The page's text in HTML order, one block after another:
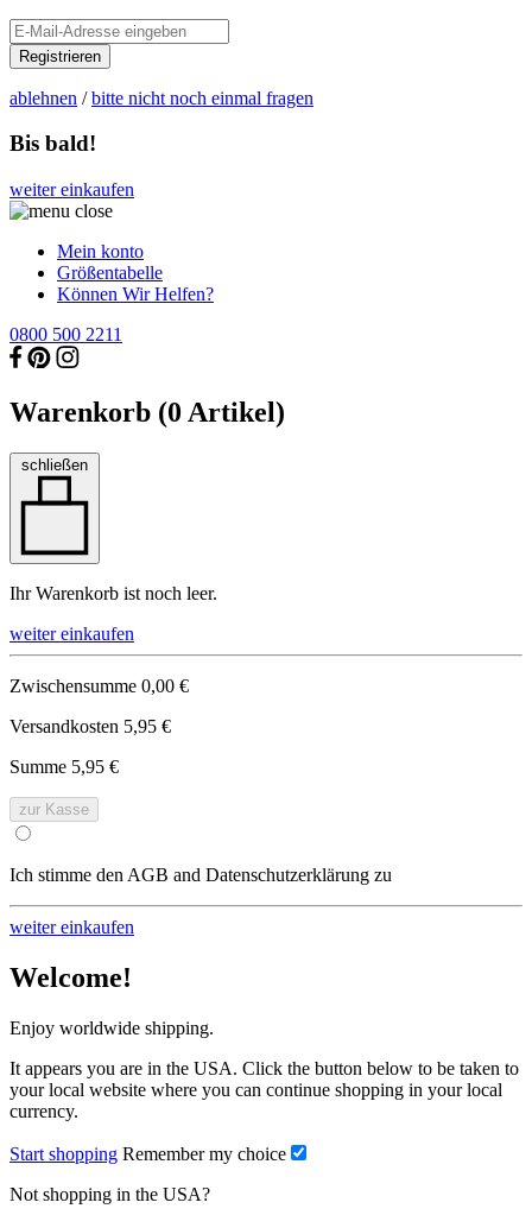
Registrieren
ablehnen /bitte nicht noch einmal fragen
Bis bald!
weiter einkaufen
Mein konto
Größentabelle
Können Wir Helfen?
0800 500 2211
Warenkorb (0 Artikel)
schließen
Ihr Warenkorb ist noch leer.
weiter einkaufen
Zwischensumme 0,00 €
Versandkosten 5,95 €
Summe 5,95 €
zur Kasse
Ich stimme den AGB and Datenschutzerklärung zu
weiter einkaufen
Welcome!
Enjoy worldwide shipping.
It appears you are in the USA. Click the button below to be taken to
your local website where you can continue shopping in your local
currency.
Start shopping Remember my choice
Not shopping in the USA?